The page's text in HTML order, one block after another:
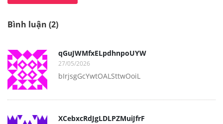
Bình luận (2)
qGuJWMfxELpdhnpoUYW
27/05/2026
bIrjsgGcYwtOALSttwOoiL
XCebxcRdJgLDLPZMuiJfrF